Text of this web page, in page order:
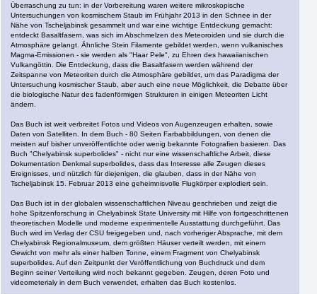
Überraschung zu tun: in der Vorbereitung waren weitere mikroskopische
Untersuchungen von kosmischem Staub im Frühjahr 2013 in den Schnee in der
Nähe von Tscheljabinsk gesammelt und war eine wichtige Entdeckung gemacht:
entdeckt Basaltfasern, was sich im Abschmelzen des Meteoroiden und sie durch die
Atmosphäre gelangt. Ähnliche Stein Filamente gebildet werden, wenn vulkanisches
Magma-Emissionen - sie werden als "Haar Pele", zu Ehren des hawaiianischen
Vulkangöttin. Die Entdeckung, dass die Basaltfasern werden während der
Zeitspanne von Meteoriten durch die Atmosphäre gebildet, um das Paradigma der
Untersuchung kosmischer Staub, aber auch eine neue Möglichkeit, die Debatte über
die biologische Natur des fadenförmigen Strukturen in einigen Meteoriten Licht
ändern.
Das Buch ist weit verbreitet Fotos und Videos von Augenzeugen erhalten, sowie
Daten von Satelliten. In dem Buch - 80 Seiten Farbabbildungen, von denen die
meisten auf bisher unveröffentlichte oder wenig bekannte Fotografien basieren. Das
Buch "Chelyabinsk superbolides" - nicht nur eine wissenschaftliche Arbeit, diese
Dokumentation Denkmal superbolides, dass das Interesse alle Zeugen dieses
Ereignisses, und nützlich für diejenigen, die glauben, dass in der Nähe von
Tscheljabinsk 15. Februar 2013 eine geheimnisvolle Flugkörper explodiert sein.
Das Buch ist in der globalen wissenschaftlichen Niveau geschrieben und zeigt die
hohe Spitzenforschung in Chelyabinsk State University mit Hilfe von fortgeschrittenen
theoretischen Modelle und moderne experimentelle Ausstattung durchgeführt. Das
Buch wird im Verlag der CSU freigegeben und, nach vorheriger Absprache, mit dem
Chelyabinsk Regionalmuseum, dem größten Häuser verteilt werden, mit einem
Gewicht von mehr als einer halben Tonne, einem Fragment von Chelyabinsk
superbolides. Auf den Zeitpunkt der Veröffentlichung von Buchdruck und dem
Beginn seiner Verteilung wird noch bekannt gegeben. Zeugen, deren Foto und
videometerialy in dem Buch verwendet, erhalten das Buch kostenlos.